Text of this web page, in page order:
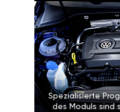
Spezialisierte
des Moduls sind